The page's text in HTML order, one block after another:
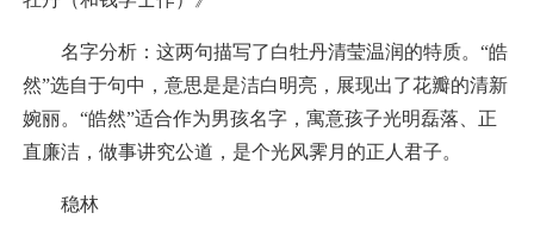
名字分析：这两句描写了白牡丹清莹温润的特质。“皓
然”选自于句中，意思是是洁白明亮，展现出了花瓣的清新
婉丽。“皓然”适合作为男孩名字，寓意孩子光明磊落、正
直廉洁，做事讲究公道，是个光风霁月的正人君子。
稳林